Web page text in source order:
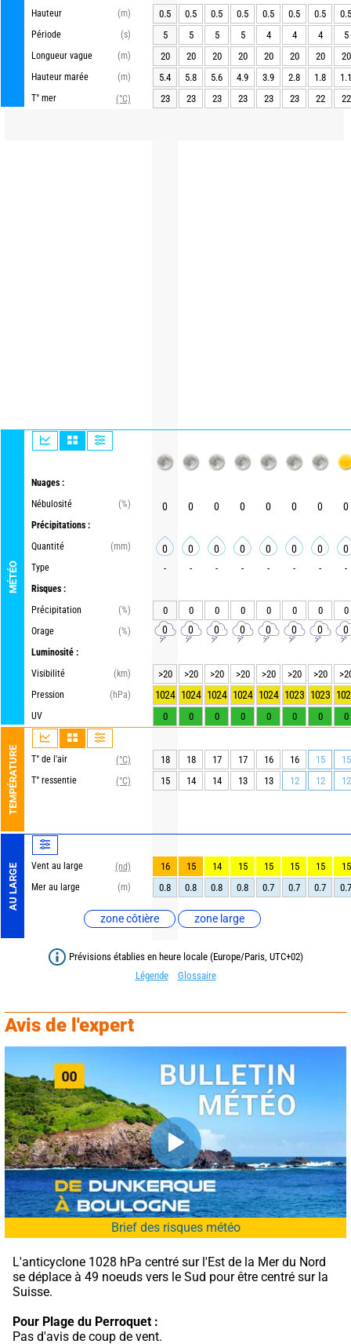
Hauteur
(m)
Période
(s)
Longueur vague
(m)
Hauteur marée
(m)
T° mer
(°C)
MÉTÉO
Nuages :
Nébulosité
(%)
Précipitations :
Quantité
(mm)
Type
Risques :
Précipitation
(%)
Orage
(%)
Luminosité :
Visibilité
(km)
Pression
(hPa)
UV
TEMPÉRATURE T° de l'air
(°C)
T° ressentie
(°C)
AU LARGE Vent au large
(nd)
Mer au large
(m)
zone côtière zone large
0.5
0.5 0.5 0.5 0.5 0.5 0.5
0.5
5
5 5 5 4 4 4
5
20
20 20 20 20 20 20
20
5.4
5.8 5.6 4.9 3.9 2.8 1.8
1.1
23
23 23 23 23 23 22 22
0 0 0 0 0 0 0 0
0 0 0 0 0 0 0 0
- - - - - - - -
0 0 0 0 0 0 0 0
0 0 0 0 0 0 0 0
>20 >20 >20 >20 >20 >20 >20
1024 1024 1024 1024 1024 1023 1023
0 0 0 0 0 0 0 0
18 18 17 17 16 16 15
15
15
14 14 13 13 12 12 12
16 15 14 15 15 15 15
15
0.8
0.8 0.8 0.8 0.7 0.7 0.7 0.7
Prévisions établies en heure locale (Europe/Paris, UTC+02)
Légende
Glossaire
Avis de l'expert
Brief des risques météo
L'anticyclone 1028 hPa centré sur l'Est de la Mer du Nord
se déplace à 49 noeuds vers le Sud pour être centré sur la
Suisse.
Pour Plage du Perroquet :
Pas d'avis de coup de vent.